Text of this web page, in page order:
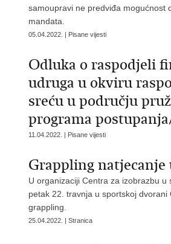
samoupravi ne predviđa mogućnost
mandata.
05.04.2022. | Pisane vijesti
Odluka o raspodjeli
udruga u okviru
sreću u području
programa
11.04.2022. | Pisane vijesti
Grappling natjecanje
U organizaciji Centra za izobrazbu
petak 22. travnja u sportskoj dvorani
grappling.
25.04.2022. | Stranica